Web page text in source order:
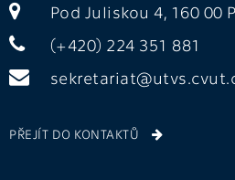
Pod Juliskou 4, 160 00
(+420) 224 351 881
PŘEJÍT DO KONTAKTŮ